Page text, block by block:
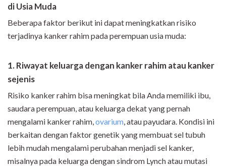
di Usia Muda
Beberapa faktor berikut ini dapat meningkatkan risiko
terjadinya kanker rahim pada perempuan usia muda:
1. Riwayat keluarga dengan kanker rahim atau kanker
sejenis
Risiko kanker rahim bisa meningkat bila Anda memiliki ibu,
saudara perempuan, atau keluarga dekat yang pernah
mengalami kanker rahim, ovarium , atau payudara. Kondisi ini
berkaitan dengan faktor genetik yang membuat sel tubuh
lebih mudah mengalami perubahan menjadi sel kanker,
misalnya pada keluarga dengan sindrom Lynch atau mutasi